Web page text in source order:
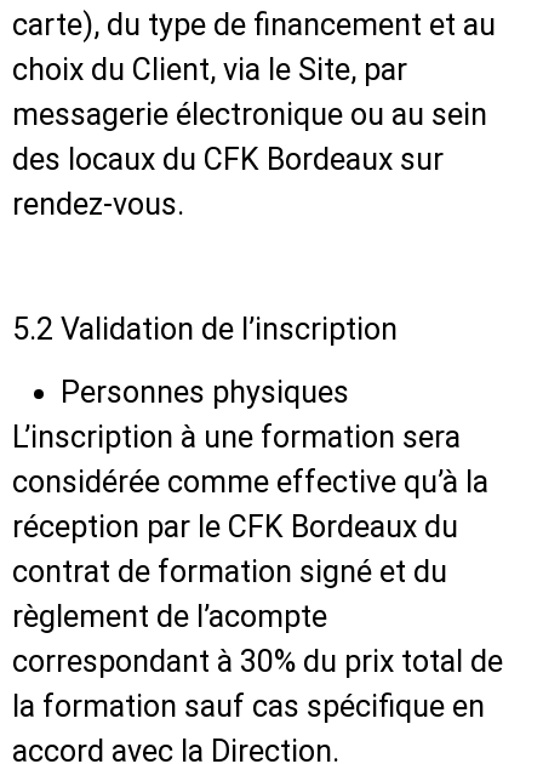
carte), du type de financement et au
choix du Client, via le Site, par
messagerie électronique ou au sein
des locaux du CFK Bordeaux sur
rendez-vous.
5.2 Validation de l’inscription
Personnes physiques
L’inscription à une formation sera
considérée comme effective qu’à la
réception par le CFK Bordeaux du
contrat de formation signé et du
règlement de l’acompte
correspondant à 30% du prix total de
la formation sauf cas spécifique en
accord avec la Direction.